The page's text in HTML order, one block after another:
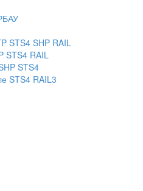
STS4 SHP RAIL
STS4 RAIL
STS4
STS4 RAIL3